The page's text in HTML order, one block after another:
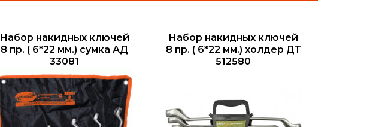
Набор накидных ключей
8 пр. ( 6*22 мм.) сумка АД
33081
Набор накидных ключей
8 пр. ( 6*22 мм.) холдер ДТ
512580